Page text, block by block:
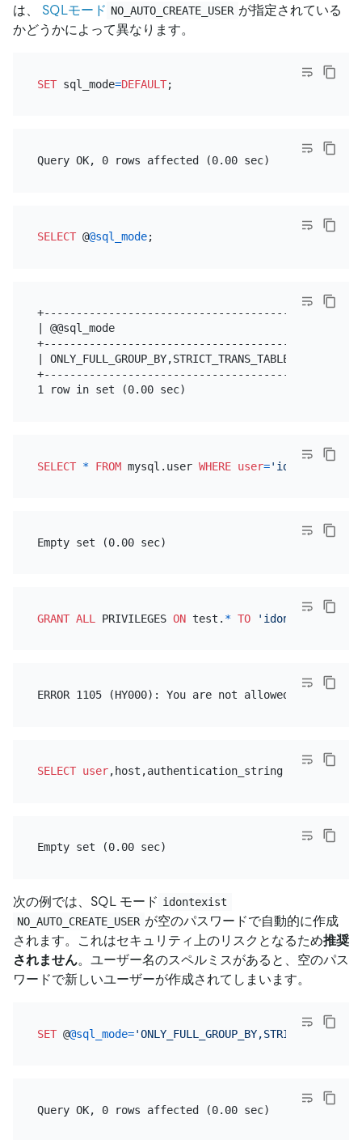
は、 SQLモード NO_AUTO_CREATE_USER が指定されている
かどうかによって異なります。
SET sql_mode=DEFAULT
SELECT @@sql_mode
| @@sql_mode
|
SELECT * FROM mysql.user WHERE user='idontexist'
GRANT ALL PRIVILEGES ON test. * TO 'idontexist'
SELECT user,host,authentication_string
次の例では、SQL モード idontexist
NO_AUTO_CREATE_USER が空のパスワードで自動的に作成
されます。これはセキュリティ上のリスクとなるため推奨
されません。ユーザー名のスペルミスがあると、空のパス
ワードで新しいユーザーが作成されてしまいます。
SET @@sql_mode=